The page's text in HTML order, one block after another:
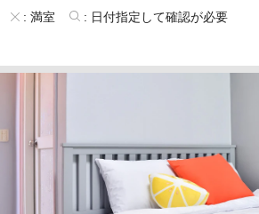
: 満室 : 日付指定して確認が必要